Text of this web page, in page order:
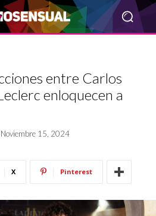
entre Carlos
enloquecen a
Noviembre 15, 2024
X Pinterest